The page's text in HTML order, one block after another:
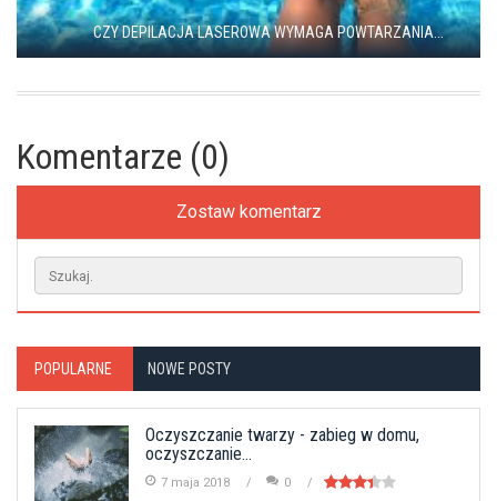
CZY DEPILACJA LASEROWA WYMAGA POWTARZANIA...
Komentarze (0)
Zostaw komentarz
POPULARNE NOWE POSTY
Oczyszczanie twarzy - zabieg w domu,
oczyszczanie...
7 maja 2018 0